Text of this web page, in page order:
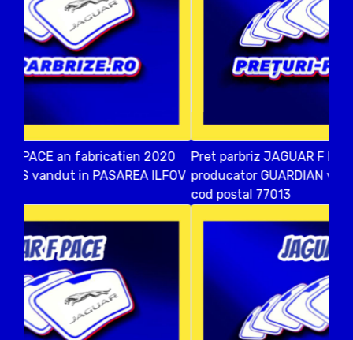
Pret parbriz JAGUAR F PACE an fabricatien 2021
producator GUARDIAN vandut in AFUMATI ILFOV